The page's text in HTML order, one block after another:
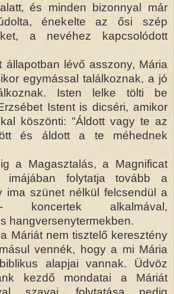
,és minden bizonnyal már
énekelte az ősi szép
a nevéhez kapcsolódott
állapotban lévő asszony, Mária
egymással találkoznak, a jó
Isten lelke tölti be
Istent is dicséri, amikor
köszönti: "Áldott vagy te az
és áldott a te méhednek
a Magasztalás, a Magnificat
imájában folytatja tovább a
ima szünet nélkül felcsendül a
koncertek alkalmával,
hangversenytermekben.
Máriát nem tisztelő keresztény
vennék, hogy a mi Mária
alapjai vannak. Üdvöz
kezdő mondatai a Máriát